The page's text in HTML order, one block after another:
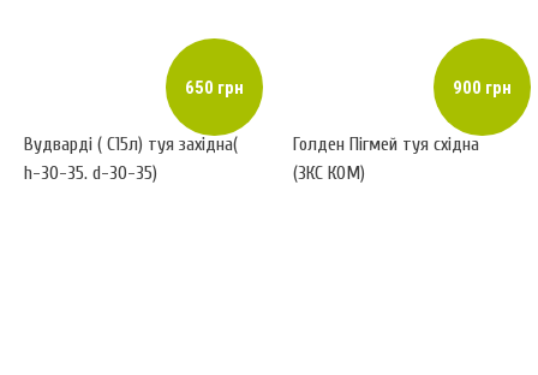
650 грн
Вудварді ( С15л) туя західна(
h-30-35. d-30-35)
900 грн
Голден Пігмей туя східна
(ЗКС КОМ)